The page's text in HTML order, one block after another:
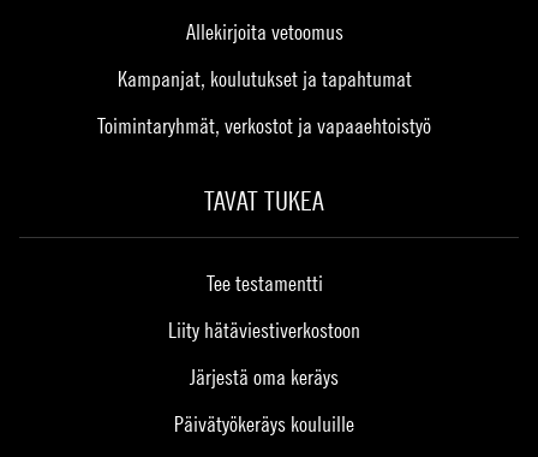
Allekirjoita vetoomus
Kampanjat, koulutukset ja tapahtumat
Toimintaryhmät, verkostot ja vapaaehtoistyö
TAVAT TUKEA
Tee testamentti
Liity hätäviestiverkostoon
Järjestä oma keräys
Päivätyökeräys kouluille